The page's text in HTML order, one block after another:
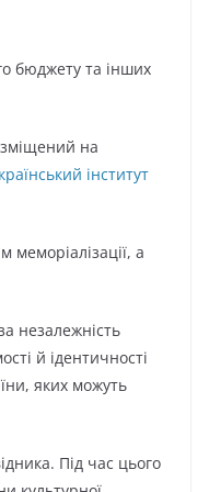
бюджету та інших
на
інститут
а
незалежність
й ідентичності
яких можуть
Під час цього